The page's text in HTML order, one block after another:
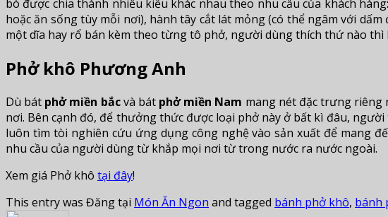
bò được chia thành nhiều kiểu khác nhau theo nhu cầu của khách
hoặc ăn sống tùy mỗi nơi), hành tây cắt lát mỏng (có thể ngâm với
một dĩa hay rổ bán kèm theo từng tô phở, người dùng thích thứ nào thì
Phở khô Phương Anh
Dù bát phở miền bắcvà bát phở miền Nam mang nét đặc trưng riêng
nơi. Bên cạnh đó, để thưởng thức được loại phở này ở bất kì đâu,
luôn tìm tòi nghiên cứu ứng dụng công nghệ vào sản xuất để mang
nhu cầu của người dùng từ khắp mọi nơi từ trong nước ra nước ngoài.
Xem giá Phở khô tại đây!
This entry was Đăng tại Món Ăn Ngon and tagged bánh phở khô, bánh